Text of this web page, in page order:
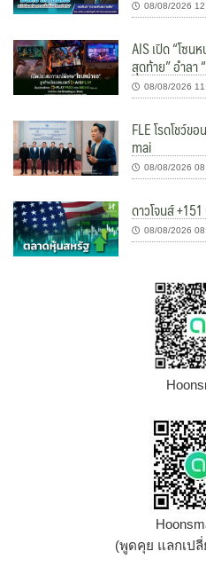
08/08/2026
AIS เปิด “โซน
สุดท้าย” อำลา
08/08/2026
FLE โรดโชว์ข
mai
08/08/2026
ดาวโจนส์
08/08/2026
(พูดคุย แลกเป